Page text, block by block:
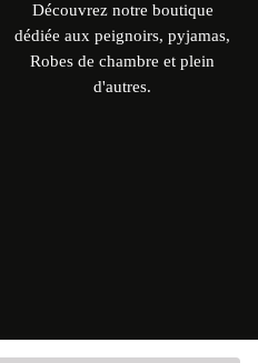
Découvrez notre boutique
dédiée aux peignoirs, pyjamas,
Robes de chambre et plein
d'autres.